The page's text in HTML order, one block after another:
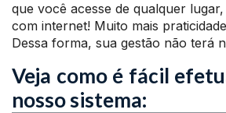
que você acesse de qualquer
com internet! Muito mais
Dessa forma, sua gestão não terá
Veja como é fácil
nosso sistema: